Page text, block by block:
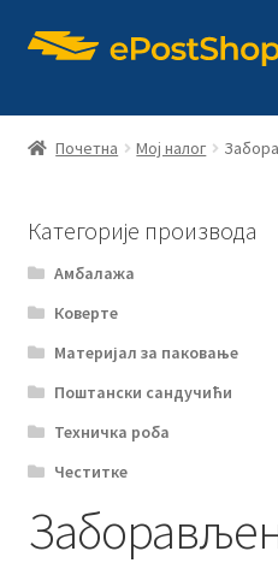
Прескочи
Скочи
Почетна
Електронска продавница „e-
Контакт
Почетна Мој налог
Категорије производа
Амбалажа
Коверте
Материјал за паковање
Поштански сандучићи
Техничка роба
Честитке